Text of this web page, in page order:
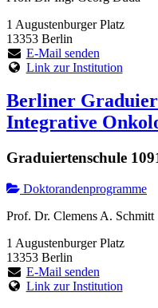
1 Augustenburger Platz
13353 Berlin
E-Mail senden
Link zur Institution
Berliner
Integrative
Graduiertenschule
Doktorandenprogramme
Prof. Dr. Clemens A. Schmitt
1 Augustenburger Platz
13353 Berlin
E-Mail senden
Link zur Institution